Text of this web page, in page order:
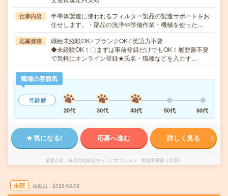
仕事内容
半導体製造に使われるフィルター製品の製造サポートをお
任せします。・部品の洗浄や準備作業・機械を使った…
応募資格
職種未経験OK / ブランクOK / 英語力不要
◆未経験OK！〇まずは事前登録だけでもOK！履歴書不要
で気軽にオンライン登録★氏名・職種などを入力す…
職場の雰囲気
年齢層
20代
30代 40代 50代 60代
気になる! 応募へ進む 詳しく見る
派遣会社 株式会社綜合キャリアオプション 製造事業部（全国）
未読 掲載日 2026/08/06